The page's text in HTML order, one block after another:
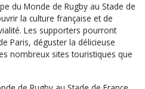
du Monde de Rugby au Stade de
la culture française et de
Les supporters pourront
Paris, déguster la délicieuse
nombreux sites touristiques que